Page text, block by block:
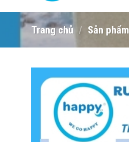
Trang chủ / Sản phẩm